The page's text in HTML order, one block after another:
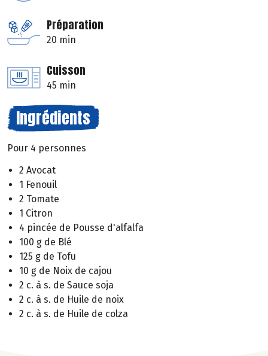
Préparation
20 min
Cuisson
45 min
Ingrédients
Pour 4 personnes
2 Avocat
1 Fenouil
2 Tomate
1 Citron
4 pincée de Pousse d'alfalfa
100 g de Blé
125 g de Tofu
10 g de Noix de cajou
2 c. à s. de Sauce soja
2 c. à s. de Huile de noix
2 c. à s. de Huile de colza